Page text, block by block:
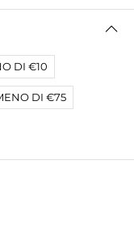
con
DI €10
DI €75